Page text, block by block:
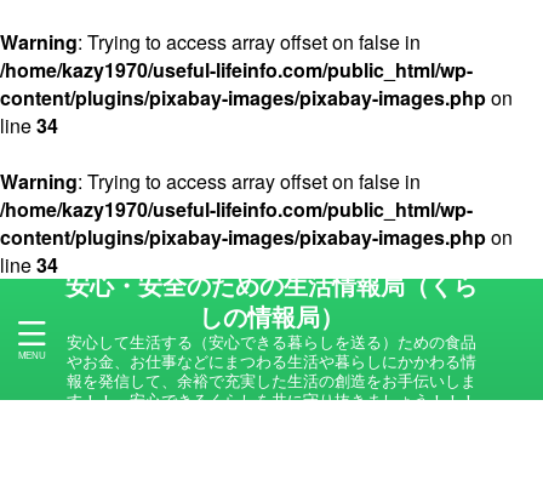
Warning: Trying to access array offset on false in
/home/kazy1970/useful-lifeinfo.com/public_html/wp-
content/plugins/pixabay-images/pixabay-images.phpon
line34
Warning: Trying to access array offset on false in
/home/kazy1970/useful-lifeinfo.com/public_html/wp-
content/plugins/pixabay-images/pixabay-images.phpon
line34
安心・安全のための生活情報局（くら
しの情報局）
安心して生活する（安心できる暮らしを送る）ための食品
やお金、お仕事などにまつわる生活や暮らしにかかわる情
報を発信して、余裕で充実した生活の創造をお手伝いしま
す！！ 安心できるくらしを共に守り抜きましょう！！！